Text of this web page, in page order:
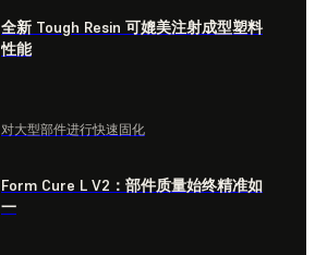
全新 Tough Resin 可媲美注射成型塑料
性能
对大型部件进行快速固化
Form Cure L V2：部件质量始终精准如
一